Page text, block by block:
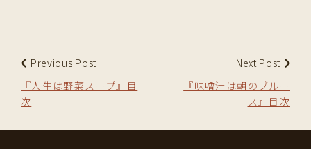
Previous Post
『人生は野菜スープ』目
次
Next Post
『味噌汁は朝のブルー
ス』目次